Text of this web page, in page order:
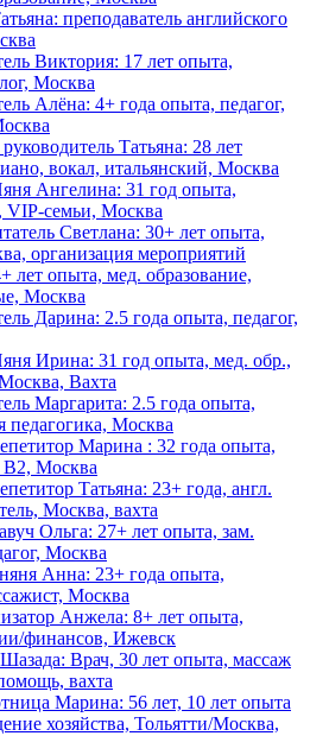
преподаватель английского
Виктория: 17 лет опыта,
Москва
Алёна: 4+ года опыта, педагог,
Татьяна: 28 лет
вокал, итальянский, Москва
Ангелина: 31 год опыта,
VIP-семьи, Москва
Светлана: 30+ лет опыта,
организация мероприятий
лет опыта, мед. образование,
Москва
Дарина: 2.5 года опыта, педагог,
Ирина: 31 год опыта, мед. обр.,
Вахта
Маргарита: 2.5 года опыта,
педагогика, Москва
Марина : 32 года опыта,
B2, Москва
Татьяна: 23+ года, англ.
Москва, вахта
Ольга: 27+ лет опыта, зам.
Москва
Анна: 23+ года опыта,
Москва
Анжела: 8+ лет опыта,
финансов, Ижевск
Врач, 30 лет опыта, массаж
вахта
Марина: 56 лет, 10 лет опыта
хозяйства, Тольятти/Москва,